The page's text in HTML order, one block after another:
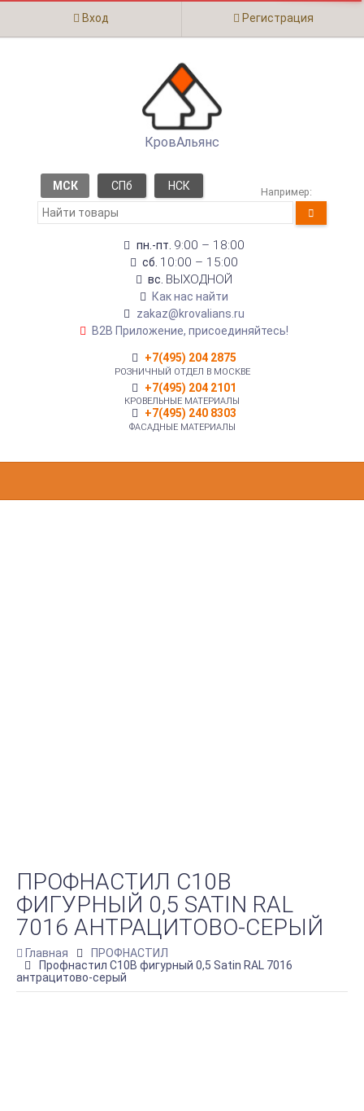
Вход Регистрация
КровАльянс
МСК СПб НСК Например:
пн.-пт. 9:00 – 18:00
сб. 10:00 – 15:00
вс. ВЫХОДНОЙ
Как нас найти
zakaz@krovalians.ru
B2B Приложение, присоединяйтесь!
+7(495) 204 2875
РОЗНИЧНЫЙ ОТДЕЛ В МОСКВЕ
+7(495) 204 2101
КРОВЕЛЬНЫЕ МАТЕРИАЛЫ
+7(495) 240 8303
ФАСАДНЫЕ МАТЕРИАЛЫ
ПРОФНАСТИЛ C10B
ФИГУРНЫЙ 0,5 SATIN RAL
7016 АНТРАЦИТОВО-СЕРЫЙ
Главная
ПРОФНАСТИЛ
Профнастил C10B фигурный 0,5 Satin RAL 7016
антрацитово-серый